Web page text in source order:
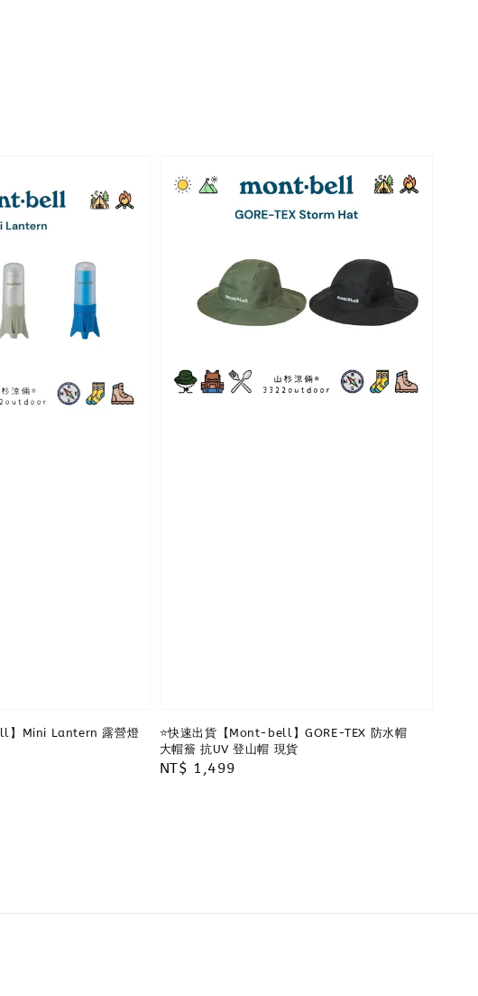
】Mini Lantern 露營燈
⭐️快速出貨【Mont-bell】GORE-TEX 防水帽
大帽簷 抗UV 登山帽 現貨
Regular
NT$ 1,499